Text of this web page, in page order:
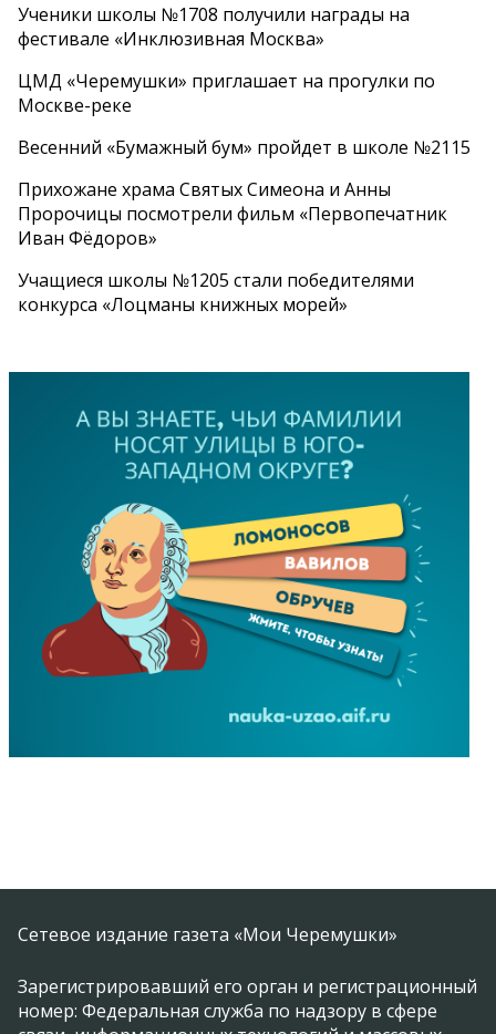
Ученики школы №1708 получили награды на
фестивале «Инклюзивная Москва»
ЦМД «Черемушки» приглашает на прогулки по
Москве-реке
Весенний «Бумажный бум» пройдет в школе №2115
Прихожане храма Святых Симеона и Анны
Пророчицы посмотрели фильм «Первопечатник
Иван Фёдоров»
Учащиеся школы №1205 стали победителями
конкурса «Лоцманы книжных морей»
Сетевое издание газета «Мои Черемушки»
Зарегистрировавший его орган и регистрационный
номер: Федеральная служба по надзору в сфере